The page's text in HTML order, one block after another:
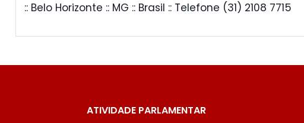
:: Belo Horizonte :: MG :: Brasil :: Telefone (31) 2108 7715
ATIVIDADE PARLAMENTAR